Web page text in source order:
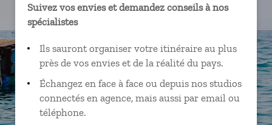
Suivez vos envies et demandez conseils à nos
spécialistes
Ils sauront organiser votre itinéraire au plus
près de vos envies et de la réalité du pays.
Échangez en face à face ou depuis nos studios
connectés en agence, mais aussi par email ou
téléphone.